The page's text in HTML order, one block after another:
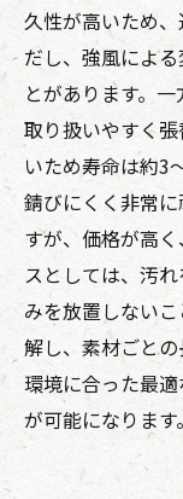
久性が高いため
だし、強風によ
とがあります。
取り扱いやすく
いため寿命は約3
錆びにくく非常
すが、価格が高
スとしては、汚
みを放置しない
解し、素材ごと
環境に合った最
が可能になります。